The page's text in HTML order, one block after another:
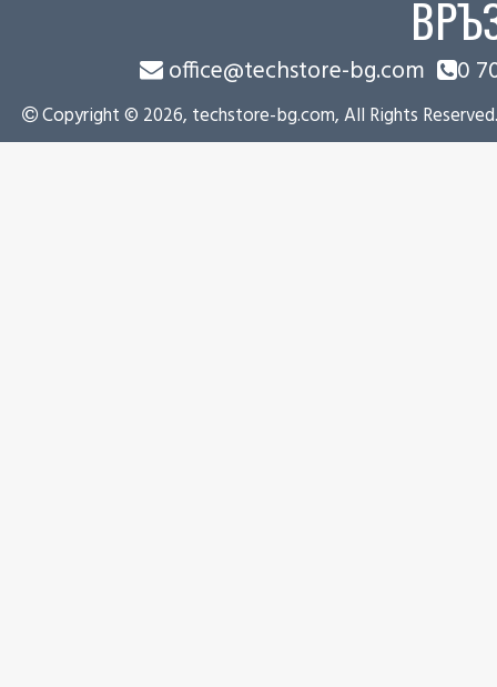
office@techstore-bg.com 0
Copyright © 2026, techstore-bg.com, All Rights Reserved.